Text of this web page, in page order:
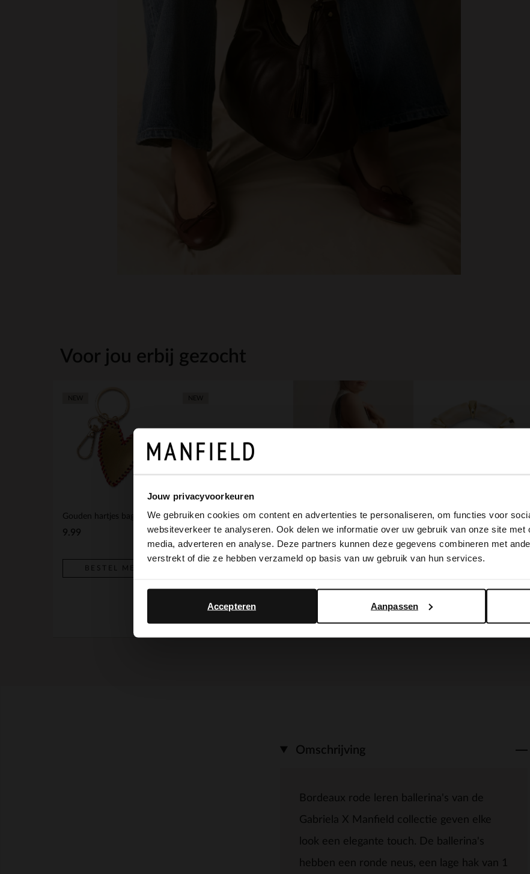
Jouw privacyvoorkeuren
We gebruiken cookies om content en advertenties te personaliseren, om functies voor
websiteverkeer te analyseren. Ook delen we informatie over uw gebruik van onze site met
media, adverteren en analyse. Deze partners kunnen deze gegevens combineren met
verstrekt of die ze hebben verzameld op basis van uw gebruik van hun services.
Aanpassen
Accepteren
Voor jou erbij gezocht
Gouden hartjes bag charm
9.99
BESTEL MEE
Gouden oorbellen met kralen
9.99
Bruine suède schoudertas
Beige armband met gouden details
9.99
Omschrijving
Bordeaux rode leren ballerina's van de
Gabriela X Manfield collectie geven elke
look een elegante touch. De ballerina's
hebben een ronde neus, een lage hak van 1
It looks like your language isn't Dutch. Would you like to